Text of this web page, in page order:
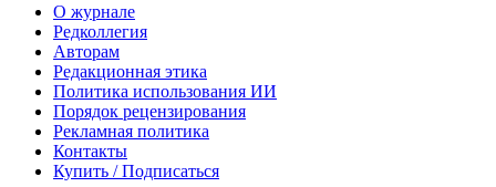
О журнале
Редколлегия
Авторам
Редакционная этика
Политика использования ИИ
Порядок рецензирования
Рекламная политика
Контакты
Купить / Подписаться